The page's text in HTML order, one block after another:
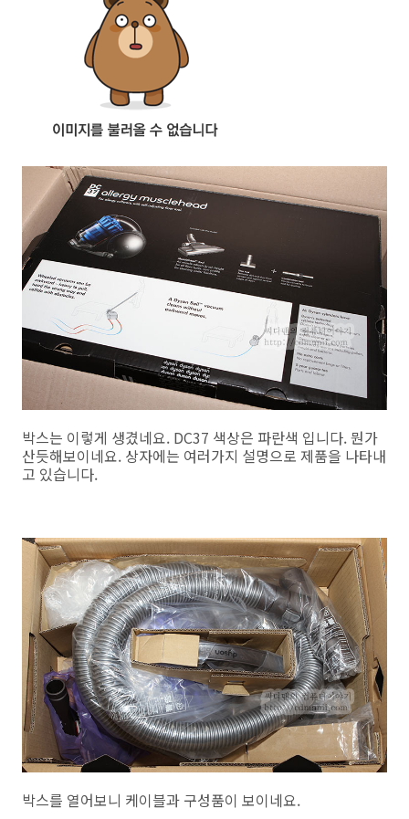
박스는 이렇게 생겼네요. DC37 색상은 파란색 입니다. 뭔가
산듯해보이네요. 상자에는 여러가지 설명으로 제품을 나타내
고 있습니다.
박스를 열어보니 케이블과 구성품이 보이네요.